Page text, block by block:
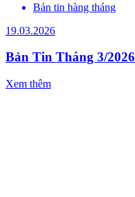
Bản tin hàng tháng
19.03.2026
Bản Tin Tháng 3/2026
Xem thêm